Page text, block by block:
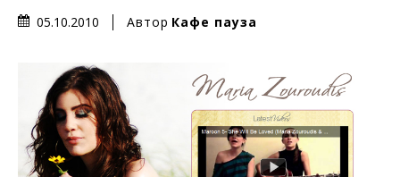
05.10.2010 Автор Кафе пауза